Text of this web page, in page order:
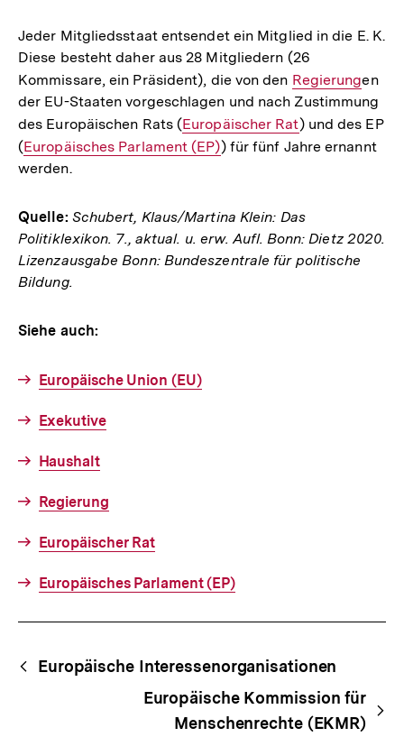
Jeder Mitgliedsstaat entsendet ein Mitglied in die E. K.
Diese besteht daher aus 28 Mitgliedern (26
Kommissare, ein Präsident), die von den Interner
Link:
Regierungen
der EU-Staaten vorgeschlagen und nach Zustimmung
des Europäischen Rats (Interner
Link:
Europäischer Rat) und des EP
(Interner
Link:
Europäisches Parlament (EP)) für fünf Jahre ernannt
werden.
Quelle: Schubert, Klaus/Martina Klein: Das
Politiklexikon. 7., aktual. u. erw. Aufl. Bonn: Dietz 2020.
Lizenzausgabe Bonn: Bundeszentrale für politische
Bildung.
Siehe auch:
Europäische Union (EU)
Exekutive
Haushalt
Regierung
Europäischer Rat
Europäisches Parlament (EP)
Begriffsnavigation
Content-
Navigation
Europäische Interessenorganisationen
Europäische Kommission für
Menschenrechte (EKMR)